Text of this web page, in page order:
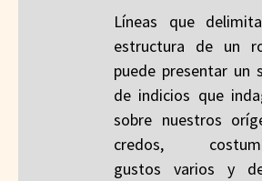
Líneas que
estructura de un
puede presentar un
de indicios que
sobre nuestros
credos,
gustos varios y